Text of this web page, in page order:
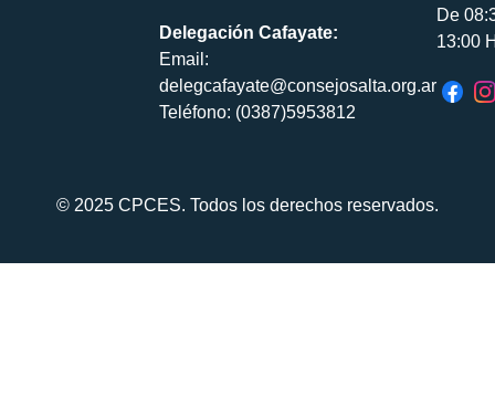
Delegación Cafayate:
Email:
delegcafayate@consejosalta.org.ar
Teléfono: (0387)5953812
De
13:00
© 2025 CPCES. Todos los derechos reservados.